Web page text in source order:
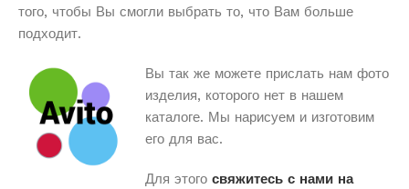
того, чтобы Вы смогли выбрать то, что Вам больше
подходит.
Вы так же можете прислать нам фото
изделия, которого нет в нашем
каталоге. Мы нарисуем и изготовим
его для вас.
Для этого свяжитесь с нами на